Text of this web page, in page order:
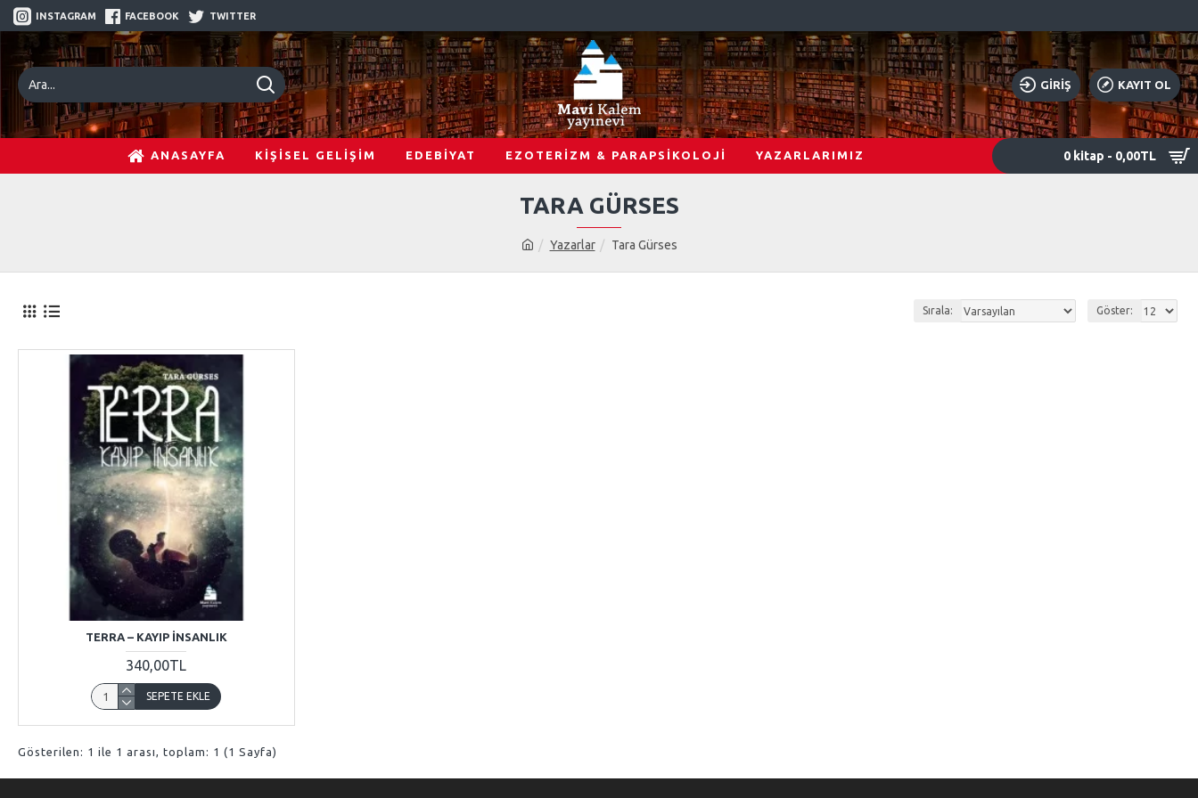
INSTAGRAM FACEBOOK TWITTER
GIRIŞ KAYIT OL
ANASAYFA KİŞİSEL GELİŞİM EDEBİYAT EZOTERİZM & PARAPSİKOLOJİ YAZARLARIMIZ 0 kitap - 0,00TL
Yazarlar Tara Gürses
TARA GÜRSES
Sırala: Göster:
TERRA – KAYIP İNSANLIK
340,00TL
SEPETE EKLE
Gösterilen: 1 ile 1 arası, toplam: 1 (1 Sayfa)